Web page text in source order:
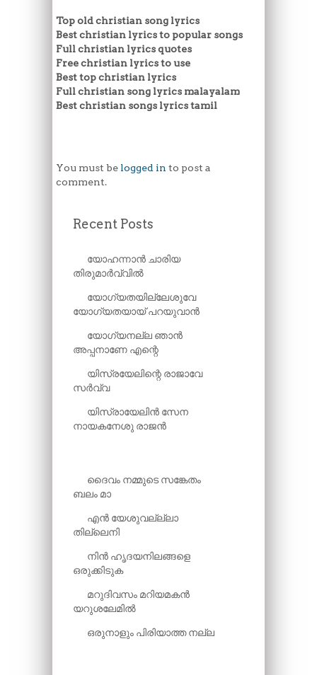
Top old christian song lyrics
Best christian lyrics to popular songs
Full christian lyrics quotes
Free christian lyrics to use
Best top christian lyrics
Full christian song lyrics malayalam
Best christian songs lyrics tamil
You must be logged in to post a
comment.
Recent Posts
യോഹന്നാൻ ചാരിയ
തിരുമാർവ്വിൽ
യോഗ്യതയില്ലേശുവേ
യോഗ്യതയായ് പറയുവാൻ
യോഗ്യനല്ല ഞാൻ
അപ്പനാണേ എന്റെ
യിസ്രയേലിന്റെ രാജാവേ
സർവ്വ
യിസ്രായേലിൻ സേന
നായകനേശു രാജൻ
ദൈവം നമ്മുടെ സ​ങ്കേതം
ബലം മാ
എൻ യേശുവല്ല്ലാ
തില്ലെനി
നിൻ ഹൃദയനിലങ്ങളെ
ഒരുക്കിടുക
മറുദിവസം മറിയമകൻ
യറുശലേമിൽ
ഒരുനാളും പിരിയാത്ത നല്ല